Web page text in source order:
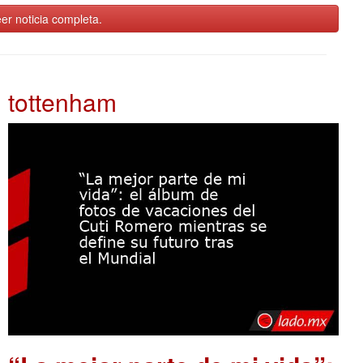
noticia completa.
tottenham